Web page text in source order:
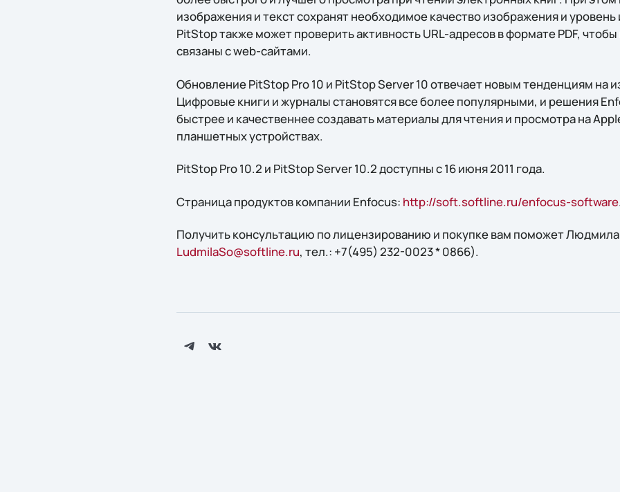
изображения и текст сохранят необходимое качество изображения и уровень
PitStop также может проверить активность URL-адресов в формате PDF,
связаны с web-сайтами.
Обновление PitStop Pro 10 и PitStop Server 10 отвечает новым тенденциям на
Цифровые книги и журналы становятся все более популярными, и решения
быстрее и качественнее создавать материалы для чтения и просмотра на
планшетных устройствах.
PitStop Pro 10.2 и PitStop Server 10.2 доступны с 16 июня 2011 года.
Страница продуктов компании Enfocus: http://soft.softline.ru/enfocus-software.
Получить конcультацию по лицензированию и покупке вам поможет
LudmilaSo@softline.ru, тел.: +7(495) 232-0023 * 0866).